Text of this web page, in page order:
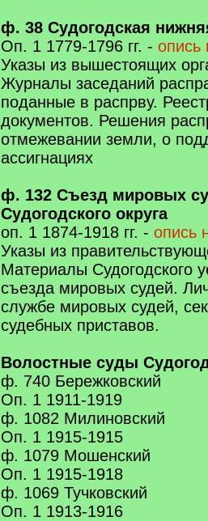
ф. 38 Судогодская
Оп. 1 1779-1796 гг. - опись
Указы из вышестоящих
Журналы заседаний
поданные в распрву.
документов. Решения
отмежевании земли, о
ассигнациях
ф. 132 Съезд мировых
Судогодского округа
оп. 1 1874-1918 гг. - опись
Указы из
Материалы Судогодского
съезда мировых судей.
службе мировых судей,
судебных приставов.
Волостные суды
ф. 740 Бережковский
Оп. 1 1911-1919
ф. 1082 Милиновский
Оп. 1 1915-1915
ф. 1079 Мошенский
Оп. 1 1915-1918
ф. 1069 Тучковский
Оп. 1 1913-1916